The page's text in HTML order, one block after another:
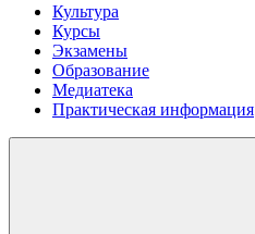
Культура
Курсы
Экзамены
Образование
Медиатека
Практическая информация